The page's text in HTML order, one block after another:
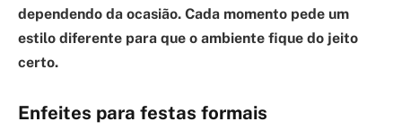
dependendo da ocasião. Cada momento pede um
estilo diferente para que o ambiente fique do jeito
certo.
Enfeites para festas formais